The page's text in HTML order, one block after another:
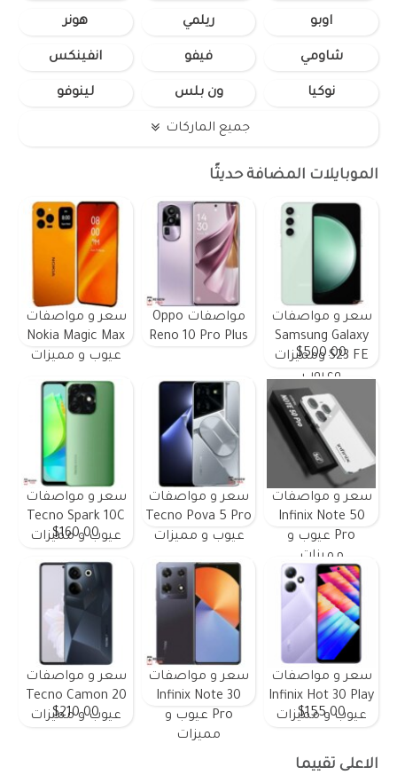
اوبو ريلمي هونر
شاومي فيفو انفينكس
نوكيا ون بلس لينوفو
جميع الماركات
الموبايلات المضافة حديثًا
سعر و مواصفات
Samsung Galaxy
S23 FE ومميزات
وعيوب
$500.00
مواصفات Oppo
Reno 10 Pro Plus
سعر و مواصفات
Nokia Magic Max
عيوب و مميزات
سعر و مواصفات
Infinix Note 50
Pro عيوب و
مميزات
سعر و مواصفات
Tecno Pova 5 Pro
عيوب و مميزات
سعر و مواصفات
Tecno Spark 10C
عيوب و مميزات
$160.00
سعر و مواصفات
Infinix Hot 30 Play
عيوب و مميزات
$155.00
سعر و مواصفات
Infinix Note 30
Pro عيوب و
مميزات
سعر و مواصفات
Tecno Camon 20
عيوب و مميزات
$210.00
الاعلى تقييما